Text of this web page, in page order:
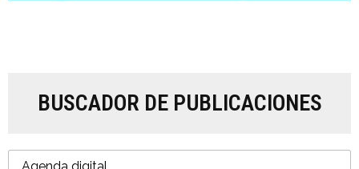
BUSCADOR DE PUBLICACIONES